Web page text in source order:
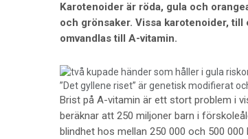
Karotenoider är röda, gula och
och grönsaker. Vissa karotenoider,
omvandlas till A-vitamin.
”Det gyllene riset” är genetisk modifierat
Brist på A-vitamin är ett stort problem i
beräknar att 250 miljoner barn i
blindhet hos mellan 250 000 och 500 000